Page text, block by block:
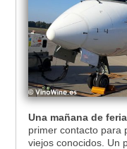
Una mañana de feria
primer contacto para
viejos conocidos. Un